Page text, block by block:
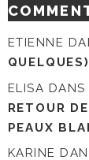
ETIENNE
QUELQUES)
ELISA DANS
RETOUR
PEAUX
KARINE